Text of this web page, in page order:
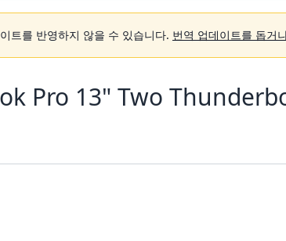
트를 반영하지 않을 수 있습니다. 번역 업데이트를 돕거
Pro 13" Two